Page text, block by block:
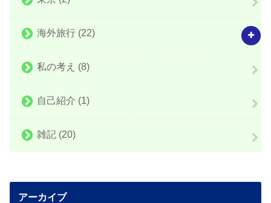
海外旅行 (22)
私の考え (8)
自己紹介 (1)
雑記 (20)
アーカイブ